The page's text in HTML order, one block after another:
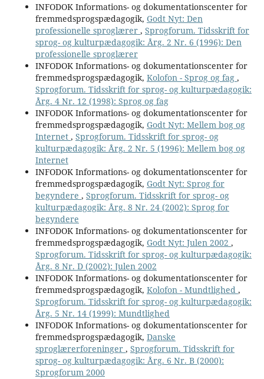
INFODOK Informations- og dokumentationscenter for
fremmedsprogspædagogik, Godt Nyt: Den
professionelle sproglærer , Sprogforum. Tidsskrift for
sprog- og kulturpædagogik: Årg. 2 Nr. 6 (1996): Den
professionelle sproglærer
INFODOK Informations- og dokumentationscenter for
fremmedsprogspædagogik, Kolofon - Sprog og fag ,
Sprogforum. Tidsskrift for sprog- og kulturpædagogik:
Årg. 4 Nr. 12 (1998): Sprog og fag
INFODOK Informations- og dokumentationscenter for
fremmedsprogspædagogik, Godt Nyt: Mellem bog og
Internet , Sprogforum. Tidsskrift for sprog- og
kulturpædagogik: Årg. 2 Nr. 5 (1996): Mellem bog og
Internet
INFODOK Informations- og dokumentationscenter for
fremmedsprogspædagogik, Godt Nyt: Sprog for
begyndere , Sprogforum. Tidsskrift for sprog- og
kulturpædagogik: Årg. 8 Nr. 24 (2002): Sprog for
begyndere
INFODOK Informations- og dokumentationscenter for
fremmedsprogspædagogik, Godt Nyt: Julen 2002 ,
Sprogforum. Tidsskrift for sprog- og kulturpædagogik:
Årg. 8 Nr. D (2002): Julen 2002
INFODOK Informations- og dokumentationscenter for
fremmedsprogspædagogik, Kolofon - Mundtlighed ,
Sprogforum. Tidsskrift for sprog- og kulturpædagogik:
Årg. 5 Nr. 14 (1999): Mundtlighed
INFODOK Informations- og dokumentationscenter for
fremmedsprogspædagogik, Danske
sproglærerforeninger , Sprogforum. Tidsskrift for
sprog- og kulturpædagogik: Årg. 6 Nr. B (2000):
Sprogforum 2000